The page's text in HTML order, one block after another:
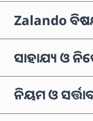
Zalando
ସାହାଯ୍ୟ ଓ
ନିୟମ ଓ